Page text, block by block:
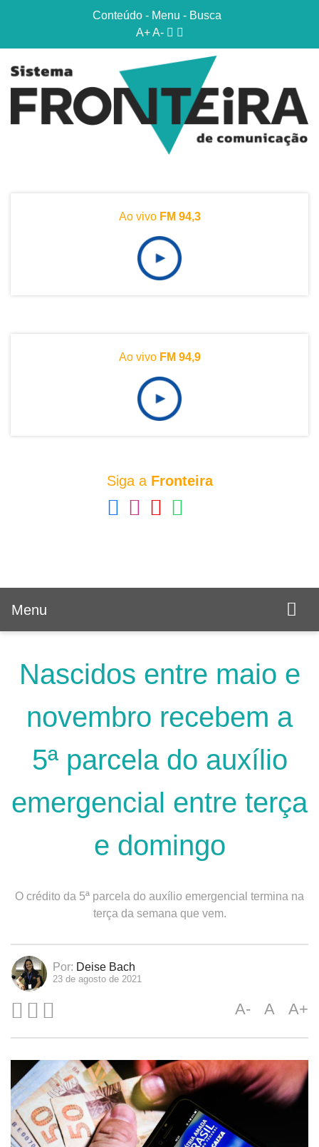
Conteúdo - Menu - Busca
A+ A-
Ao vivo FM 94,3
Ao vivo FM 94,9
Siga a Fronteira
Menu
Nascidos entre maio e
novembro recebem a
5ª parcela do auxílio
emergencial entre terça
e domingo
O crédito da 5ª parcela do auxílio emergencial termina na
terça da semana que vem.
Por: Deise Bach
23 de agosto de 2021
A- A A+